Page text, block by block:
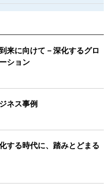
来に向けて－深化するグロ
ション
ネス事例
する時代に、踏みとどまる